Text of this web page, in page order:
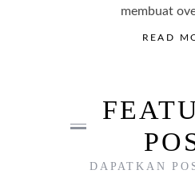
membuat
READ
DAPATKAN